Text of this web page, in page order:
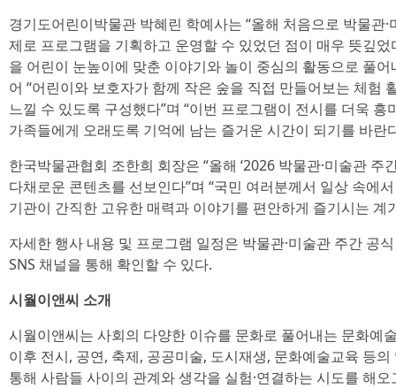
경기도어린이박물관 박혜린 학예사는 “올해 처음으로 박물관
제로 프로그램을 기획하고 운영할 수 있었던 점이 매우 뜻깊었
을 어린이 눈높이에 맞춘 이야기와 놀이 중심의 활동으로 풀
어 “어린이와 보호자가 함께 작은 숲을 직접 만들어보는 체험
느낄 수 있도록 구성했다”며 “이번 프로그램이 전시를 더욱
가족들에게 오래도록 기억에 남는 즐거운 시간이 되기를 바란
한국박물관협회 조한희 회장은 “올해 ‘2026 박물관·미술관 주
다채로운 콘텐츠를 선보인다”며 “국민 여러분께서 일상 속에
기관이 간직한 고유한 매력과 이야기를 편안하게 즐기시는 계
자세한 행사 내용 및 프로그램 일정은 박물관·미술관 주간 공
SNS 채널을 통해 확인할 수 있다.
시월이앤씨 소개
시월이앤씨는 사회의 다양한 이슈를 문화로 풀어내는 문화예
이후 전시, 공연, 축제, 공공미술, 도시재생, 문화예술교육 등
통해 사람들 사이의 관계와 생각을 실험·연결하는 시도를 해